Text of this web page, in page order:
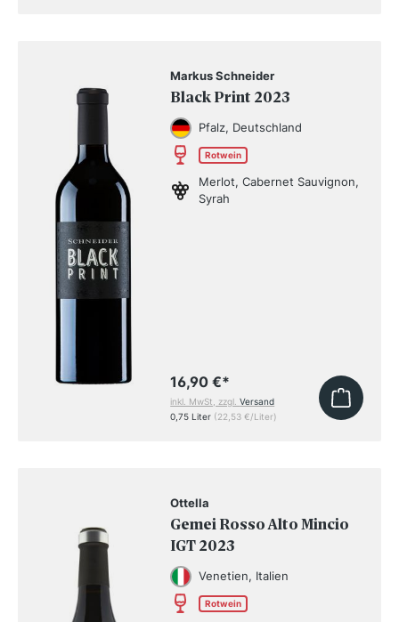
Markus Schneider
Black Print 2023
Pfalz, Deutschland
Rotwein
Merlot, Cabernet Sauvignon,
Syrah
16,90 €*
inkl. MwSt, zzgl.Versand
0,75 Liter (22,53 €/Liter)
Ottella
Gemei Rosso Alto Mincio
IGT 2023
Venetien, Italien
Rotwein